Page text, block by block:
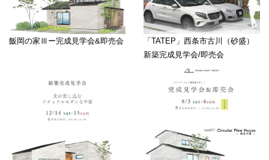
飯岡の家Ⅲー完成見学会&即売会
「TATEP」西条市古川（砂盛）
新築完成見学会/即売会